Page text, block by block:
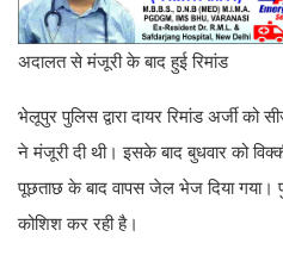
अदालत से मंजूरी के बाद हुई रिमांड
भेलूपुर पुलिस द्वारा दायर रिमांड अर्जी को
ने मंजूरी दी थी। इसके बाद बुधवार को
पूछताछ के बाद वापस जेल भेज दिया गया।
कोशिश कर रही है।